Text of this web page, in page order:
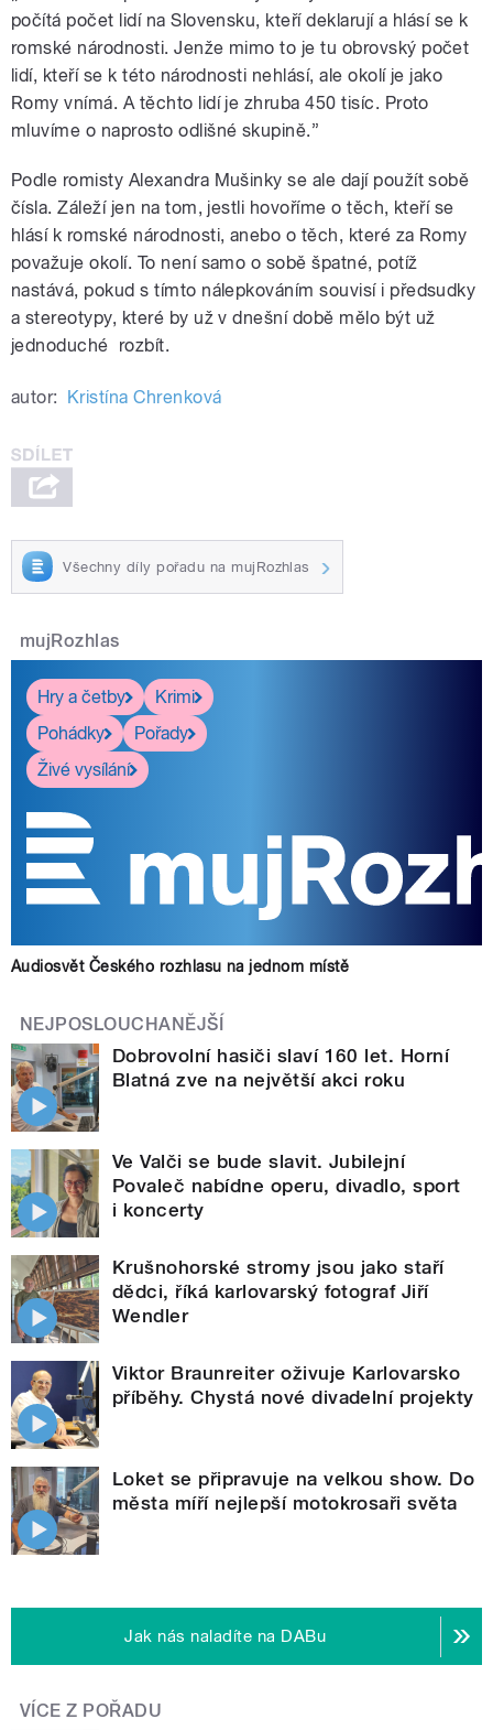
počítá počet lidí na Slovensku, kteří deklarují a hlásí se k
romské národnosti. Jenže mimo to je tu obrovský počet
lidí, kteří se k této národnosti nehlásí, ale okolí je jako
Romy vnímá. A těchto lidí je zhruba 450 tisíc. Proto
mluvíme o naprosto odlišné skupině.”
Podle romisty Alexandra Mušinky se ale dají použít sobě
čísla. Záleží jen na tom, jestli hovoříme o těch, kteří se
hlásí k romské národnosti, anebo o těch, které za Romy
považuje okolí. To není samo o sobě špatné, potíž
nastává, pokud s tímto nálepkováním souvisí i předsudky
a stereotypy, které by už v dnešní době mělo být už
jednoduché rozbít.
autor: Kristína Chrenková
Všechny díly pořadu na mujRozhlas
mujRozhlas
Hry a četby
Krimi
Pohádky
Pořady
Živé vysílání
Audiosvět Českého rozhlasu na jednom místě
NEJPOSLOUCHANĚJŠÍ
Dobrovolní hasiči slaví 160 let. Horní
Blatná zve na největší akci roku
Ve Valči se bude slavit. Jubilejní
Povaleč nabídne operu, divadlo, sport
i koncerty
Krušnohorské stromy jsou jako staří
dědci, říká karlovarský fotograf Jiří
Wendler
Viktor Braunreiter oživuje Karlovarsko
příběhy. Chystá nové divadelní projekty
Loket se připravuje na velkou show. Do
města míří nejlepší motokrosaři světa
Jak nás naladíte na DABu
VÍCE Z POŘADU